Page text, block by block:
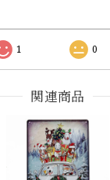
1 0
関連商品